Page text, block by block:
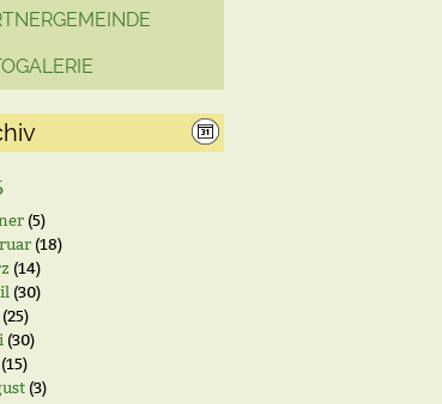
(5)
(18)
(14)
(30)
(25)
(30)
(15)
(3)